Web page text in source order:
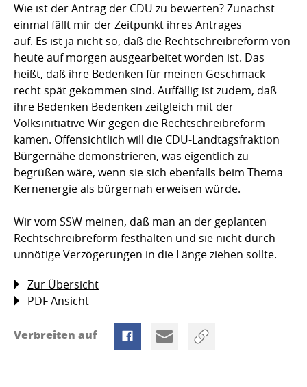
Wie ist der Antrag der CDU zu bewerten? Zunächst
einmal fällt mir der Zeitpunkt ihres Antrages
auf. Es ist ja nicht so, daß die Rechtschreibreform von
heute auf morgen ausgearbeitet worden ist. Das
heißt, daß ihre Bedenken für meinen Geschmack
recht spät gekommen sind. Auffällig ist zudem, daß
ihre Bedenken Bedenken zeitgleich mit der
Volksinitiative Wir gegen die Rechtschreibreform
kamen. Offensichtlich will die CDU-Landtagsfraktion
Bürgernähe demonstrieren, was eigentlich zu
begrüßen wäre, wenn sie sich ebenfalls beim Thema
Kernenergie als bürgernah erweisen würde.
Wir vom SSW meinen, daß man an der geplanten
Rechtschreibreform festhalten und sie nicht durch
unnötige Verzögerungen in die Länge ziehen sollte.
Zur Übersicht
PDF Ansicht
Verbreiten auf